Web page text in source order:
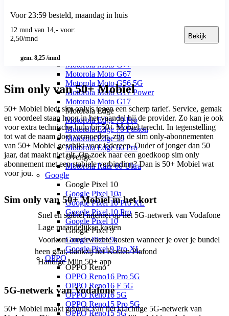
OnePlus Nord 5
Motorola
Motorola Moto G77
Motorola Moto G67
Motorola Moto G56 5G
Motorola Moto G17 Power
Motorola Moto G17
Motorola Edge
Motorola Edge 70 Pro
Motorola Edge 70 Fusion
Motorola Edge 70
Motorola Edge 60 Pro
Overige
Motorola Razr 60 Ultra
Google
Google Pixel 10
Google Pixel 10a
Google Pixel 10 Pro XL
Google Pixel 10 Pro
Google Pixel 10
Google Pixel 9
Google Pixel 9a
Google Pixel 9 Pro XL
OPPO
OPPO Reno
OPPO Reno16 Pro 5G
OPPO Reno16 F 5G
OPPO Reno16 5G
OPPO Reno15 Pro 5G
OPPO Reno15 5G
Voor 23:59 besteld, maandag in huis
12 mnd van 14,- voor:
2,50/mnd Bekijk
gem. 8,25 /mnd
Sim only van 50+ Mobiel
50+ Mobiel biedt sim only's tegen een scherp tarief. Service, gemak
en voordeel staan hoog in het vaandel bij de provider. Zo kan je ook
voor extra technische hulp bij 50+ Mobiel terecht. In tegenstelling
tot wat de naam doet vermoeden, zijn de sim only-abonnementen
van 50+ Mobiel geschikt voor iedereen. Ouder of jonger dan 50
jaar, dat maakt niet uit. Op zoek naar een goedkoop sim only
abonnement met een stabiele verbinding? Dan is 50+ Mobiel wat
voor jou.
Sim only van 50+ Mobiel in het kort
Snel en stabiel internet op het 5G-netwerk van Vodafone
Lage maandelijkse kosten
Voorkom onverwachte kosten wanneer je over je bundel
heen gaat,dankzij het Kosten Plafond
Handige Mijn 50+ app
5G-netwerk van Vodafone
50+ Mobiel maakt gebruik van het krachtige 5G-netwerk van